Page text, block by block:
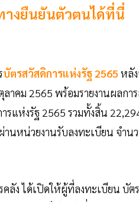
งยืนยันตัวตนได้ที่นี่
บัตรสวัสดิการแห่งรัฐ 2565 หลั
าคม 2565 พร้อมรายงานผลก
แห่งรัฐ 2565 รวมทั้งสิ้น
นหน่วยงานรับลงทะเบียน จำน
ลัง ได้เปิดให้ผู้ที่ลงทะเบียน บัต